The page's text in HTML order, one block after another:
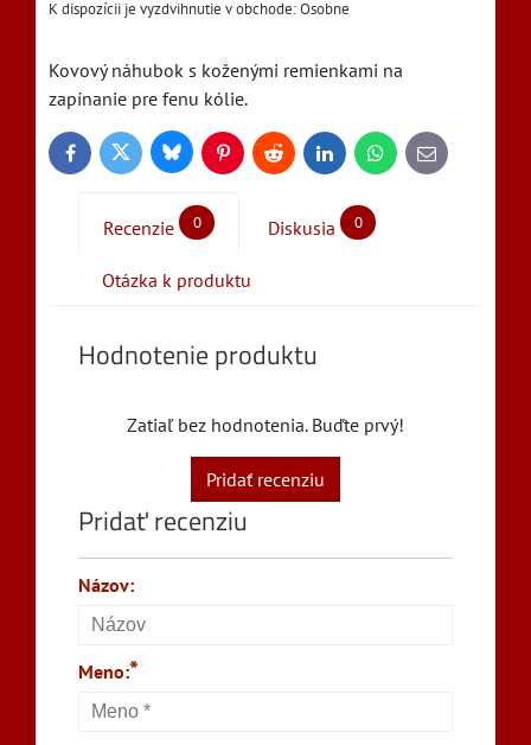
Osobne
Kovový náhubok s koženými remienkami na
zapínanie pre fenu kólie.
FacebookTwitter BlueskyPinterestReddit LinkedInWhatsApp
E-
mail
Recenzie 0 Diskusia 0
Otázka k produktu
Hodnotenie produktu
Zatiaľ bez hodnotenia. Buďte prvý!
Pridať recenziu
Pridať recenziu
Názov:
Meno:*